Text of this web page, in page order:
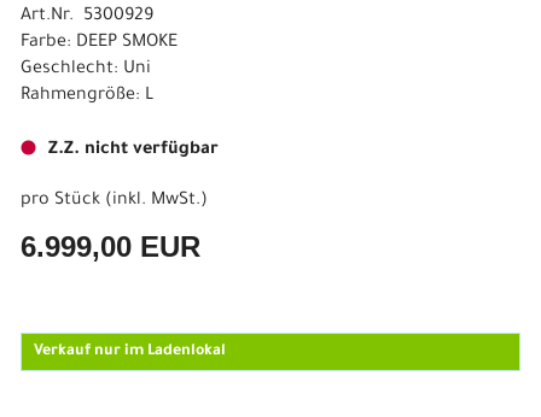
Art.Nr. 5300929
Farbe: DEEP SMOKE
Geschlecht: Uni
Rahmengröße: L
Z.Z. nicht verfügbar
pro Stück (inkl. MwSt.)
6.999,00 EUR
Verkauf nur im Ladenlokal